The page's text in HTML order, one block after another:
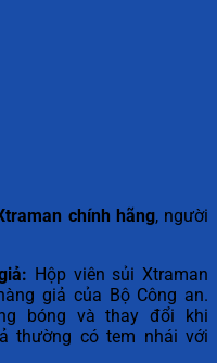
chính hãng, người
Hộp viên sủi Xtraman
giả của Bộ Công an.
bóng và thay đổi khi
thường có tem nhái với